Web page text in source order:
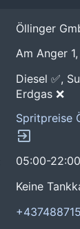
Öllinger
Am Anger
Diesel ✅,
Erdgas ❌
Spritpreise
05:00-
Keine